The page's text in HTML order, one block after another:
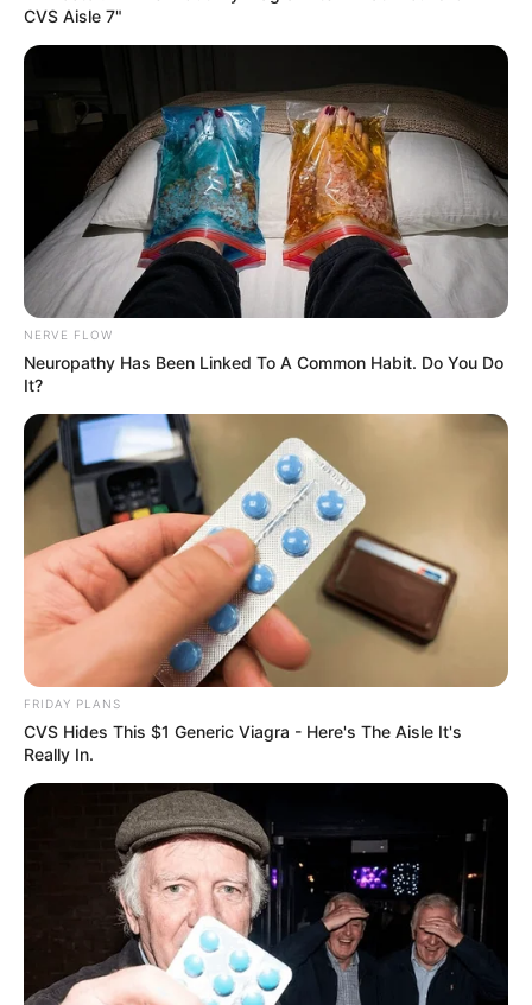
Κριεζά: 24 ώρες τρέμει η
τους
27.09.2025, 10:44
Έκανε σεισμό 3 Ρίχτερ στην Νότια Εύβοια
26.09.2025, 14:15
1 6
ΤΑΥΤΟΤΗΤΑ ΚΑΙ ΕΠΙΚΟΙΝΩΝΙΑ
© 2025 EVIANEWS του Γιώργου Κουτσελίνη
CVS Aisle 7"
NERVE FLOW
Neuropathy Has Been Linked To A Common Habit. Do You Do
It?
FRIDAY PLANS
CVS Hides This $1 Generic Viagra - Here's The Aisle It's
Really In.